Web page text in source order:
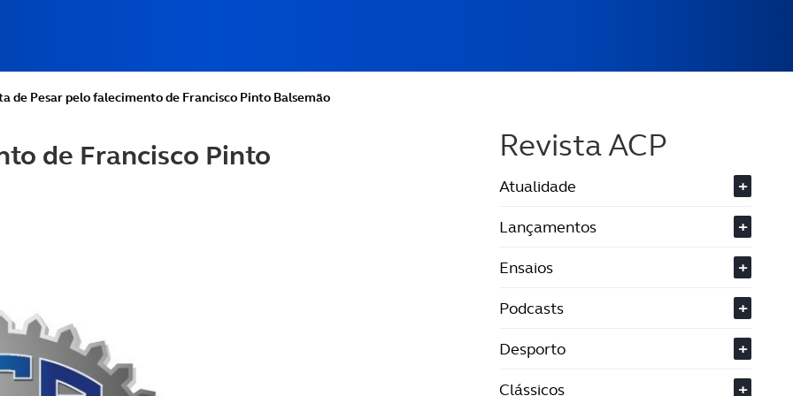
de Pesar pelo falecimento de Francisco Pinto Balsemão
de Francisco Pinto
Revista ACP
Atualidade
+
Lançamentos
+
Ensaios
+
Podcasts
+
Desporto
+
Clássicos
+